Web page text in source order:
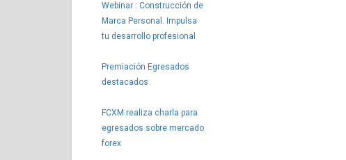
Webinar : Construcción de
Marca Personal. Impulsa
tu desarrollo profesional
Premiación Egresados
destacados
FCXM realiza charla para
egresados sobre mercado
forex